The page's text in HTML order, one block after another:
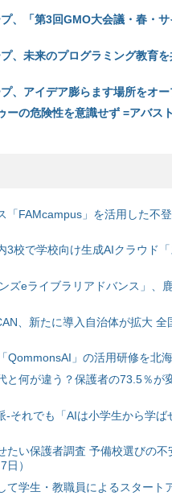
、「第3回GMO大会議・春・
、未来のプログラミング教育
、アイデア膨らます場所をオー
の危険性を意識せず =アバス
「FAMcampus」を活用した不
3校で学校向け生成AIクラウド
ズeライブラリアドバンス」、
、新たに導入自治体が拡大
QommonsAI」の活用研修を北
と何が違う？保護者の73.5％が
-それでも「AIは小学生から学
たい保護者調査 予備校選びの
）
て学生・教職員によるスタート